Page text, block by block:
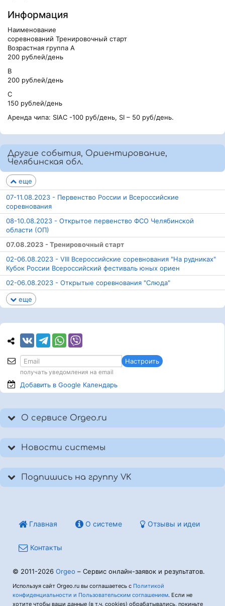
Информация
Наименование
соревнований Тренировочный старт
Возрастная группа А
200 рублей/день
В
200 рублей/день
С
150 рублей/день
Аренда чипа: SIAC -100 руб/день, SI – 50 руб/день.
Другие события, Ориентирование,
Челябинская обл.
еще
07-11.08.2023 - Первенство России и Всероссийские
соревнования
08-10.08.2023 - Открытое первенство ФСО Челябинской
области (ОП)
07.08.2023 - Тренировочный старт
02-06.08.2023 - VIII Всероссийские соревнования "На рудниках"
Кубок России Всероссийский фестиваль юных ориен
02-06.08.2023 - Открытые соревнования "Слюда"
еще
Настроить
получать уведомления на email
Добавить в Google Календарь
О сервисе Orgeo.ru
Новости системы
Подпишись на группу VK
Главная О системе Отзывы и идеи
Контакты
© 2011-2026 Orgeo – Сервис онлайн-заявок и результатов.
Используя сайт Orgeo.ru вы соглашаетесь с Политикой
конфиденциальности и Пользовательским соглашением. Если не
хотите чтобы ваши данные (в т.ч. cookies) обрабатывались, покиньте